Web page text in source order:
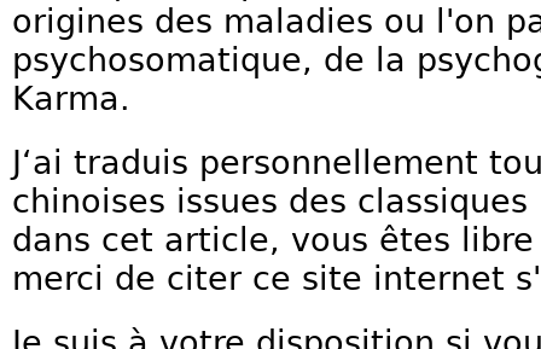
origines des maladies ou l'on
psychosomatique, de la
Karma.
J‘ai traduis personnellement
chinoises issues des
dans cet article, vous êtes
merci de citer ce site internet